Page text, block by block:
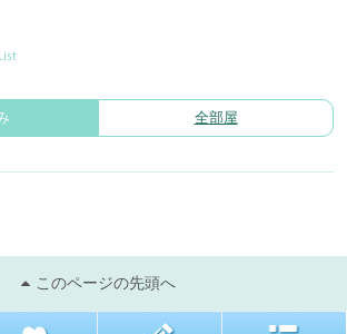
全部屋
このページの先頭へ